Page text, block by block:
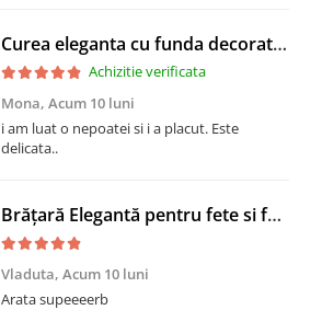
Curea eleganta cu funda decorativa, CRM, ajustabila, PU, 100 cm, alb
Achizitie verificata
Mona, Acum 10 luni
i am luat o nepoatei si i a placut. Este
delicata..
Brățară Elegantă pentru fete si femei, CRM, Cristale Albastre și Pandantiv Inimă, Queen
Vladuta, Acum 10 luni
Arata supeeeerb